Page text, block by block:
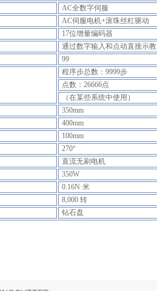
AC全数字伺服
AC伺服电机+滚珠丝杠驱动
17位增量编码器
通过数字输入和点动直接示教
99
程序步总数：9999步
点数：26666点
（在某些系统中使用）
350mm
400mm
100mm
270°
直流无刷电机
350W
0.16N·米
8,000 转
钻石盘